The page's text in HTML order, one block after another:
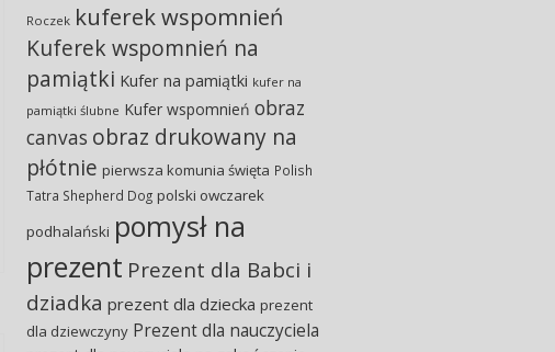
Roczek kuferek wspomnień
Kuferek wspomnień na
pamiątki Kufer na pamiątki kufer na
pamiątki ślubne Kufer wspomnień obraz
canvas obraz drukowany na
płótnie pierwsza komunia święta Polish
Tatra Shepherd Dog polski owczarek
podhalański pomysł na
prezent Prezent dla Babci i
dziadka prezent dla dziecka prezent
dla dziewczyny Prezent dla nauczyciela